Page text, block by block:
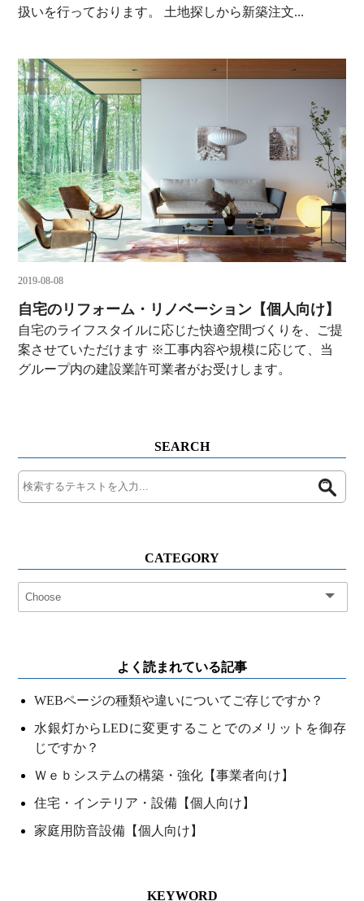
扱いを行っております。 土地探しから新築注文...
2019-08-08
自宅のリフォーム・リノベーション【個人向け】
自宅のライフスタイルに応じた快適空間づくりを、ご提
案させていただけます ※工事内容や規模に応じて、当
グループ内の建設業許可業者がお受けします。
SEARCH
CATEGORY
よく読まれている記事
WEBページの種類や違いについてご存じですか？
水銀灯からLEDに変更することでのメリットを御存
じですか？
Ｗｅｂシステムの構築・強化【事業者向け】
住宅・インテリア・設備【個人向け】
家庭用防音設備【個人向け】
KEYWORD